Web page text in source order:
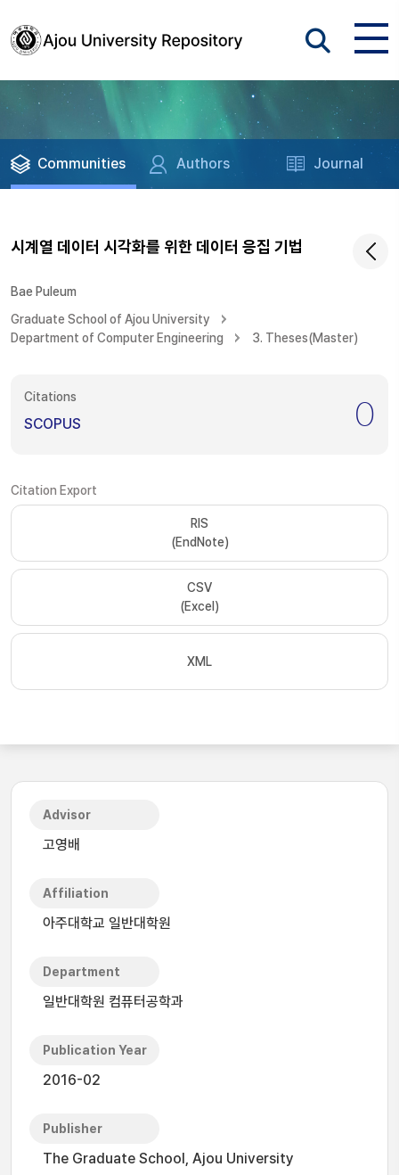
Communities Authors Journal
시계열 데이터 시각화를 위한 데이터 응집 기법
Bae Puleum
Graduate School of Ajou University
Department of Computer Engineering
3. Theses(Master)
Citations
SCOPUS 0
Citation Export
RIS
(EndNote)
CSV
(Excel)
XML
Advisor
고영배
Affiliation
아주대학교 일반대학원
Department
일반대학원 컴퓨터공학과
Publication Year
2016-02
Publisher
The Graduate School, Ajou University